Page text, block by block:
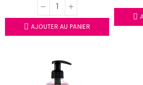
AJOUTER AU PANIER